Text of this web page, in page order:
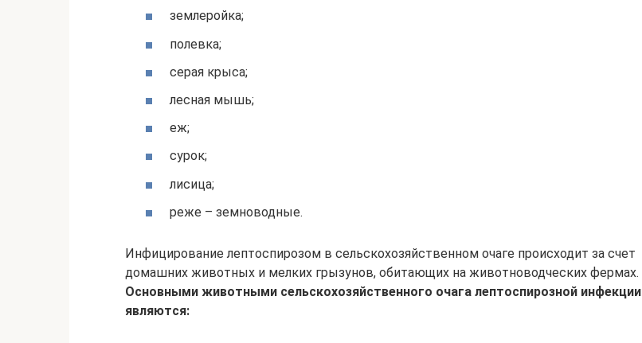
землеройка;
полевка;
серая крыса;
лесная мышь;
еж;
сурок;
лисица;
реже – земноводные.
Инфицирование лептоспирозом в сельскохозяйственном очаге происходит за счет
домашних животных и мелких грызунов, обитающих на животноводческих фермах.
Основными животными сельскохозяйственного очага лептоспирозной инфекции
являются: